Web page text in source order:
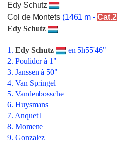
Edy Schutz
Col de Montets (1461 m - Cat.2
Edy Schutz
1. Edy Schutz
en 5h55'46"
2. Poulidor à 1"
3. Janssen à 50"
4. Van Springel
5. Vandenbossche
6. Huysmans
7. Anquetil
8. Momene
9. Gonzalez